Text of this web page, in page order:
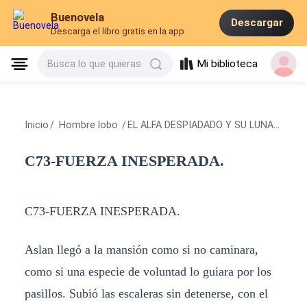
Buenovela
Descarga el libro gratis en la app
Descargar
Busca lo que quieras Mi biblioteca
Inicio / Hombre lobo / EL ALFA DESPIADADO Y SU LUNA FALSA.
C73-FUERZA INESPERADA.
C73-FUERZA INESPERADA.
Aslan llegó a la mansión como si no caminara,
como si una especie de voluntad lo guiara por los
pasillos. Subió las escaleras sin detenerse, con el